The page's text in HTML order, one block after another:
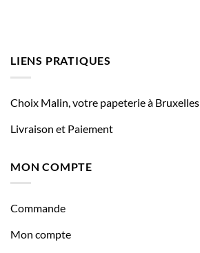
LIENS PRATIQUES
Choix Malin, votre papeterie à Bruxelles
Livraison et Paiement
MON COMPTE
Commande
Mon compte